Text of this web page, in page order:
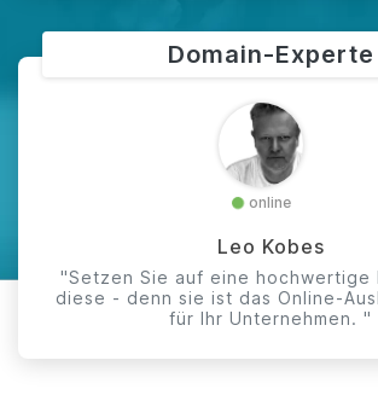
Domain-Experte
online
Leo Kobes
"Setzen Sie auf eine hochwertige
diese - denn sie ist das Online-
für Ihr Unternehmen. "